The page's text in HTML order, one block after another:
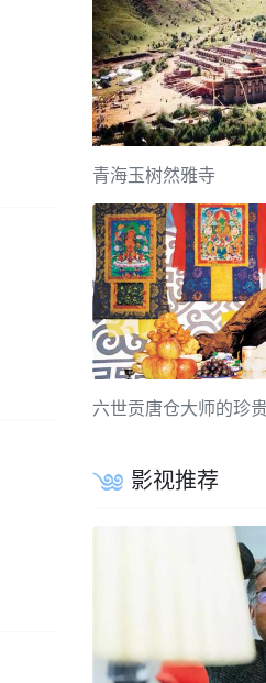
青海玉树然雅寺
六世贡唐仓大师的珍
影视推荐